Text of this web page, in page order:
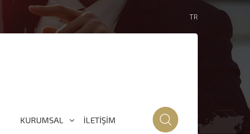
TR
KURUMSAL İLETİŞİM